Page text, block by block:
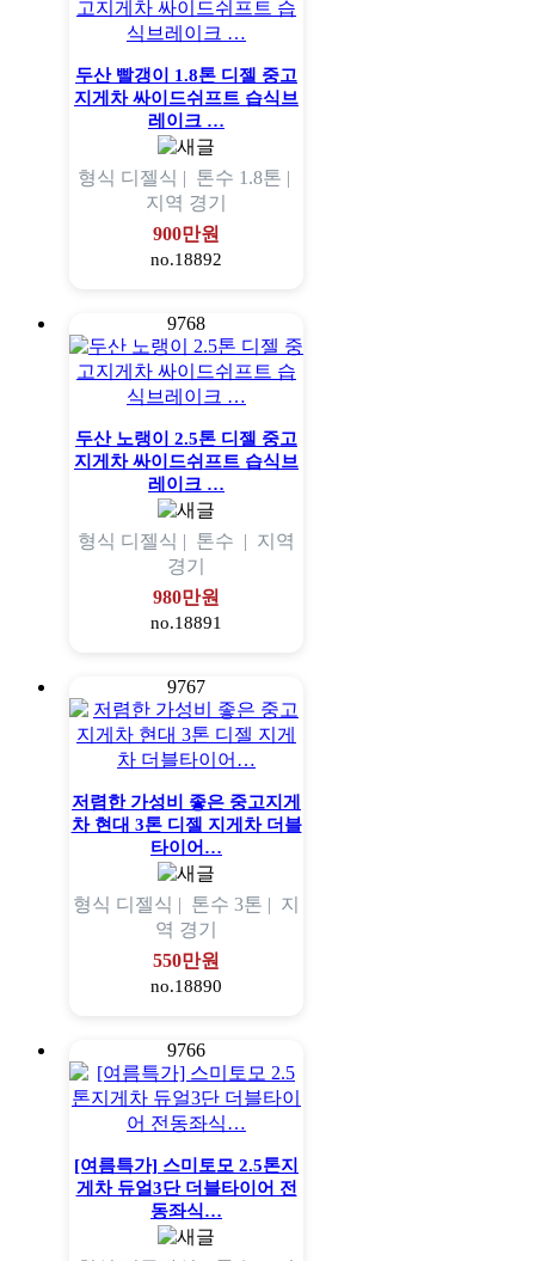
두산 빨갱이 1.8톤 디젤 중고
지게차 싸이드쉬프트 습식브
레이크 …
형식 디젤식 | 톤수 1.8톤 |
지역 경기
900만원
no.18892
9768
두산 노랭이 2.5톤 디젤 중고
지게차 싸이드쉬프트 습식브
레이크 …
형식 디젤식 | 톤수 | 지역
경기
980만원
no.18891
9767
저렴한 가성비 좋은 중고지게
차 현대 3톤 디젤 지게차 더블
타이어…
형식 디젤식 | 톤수 3톤 | 지
역 경기
550만원
no.18890
9766
[여름특가] 스미토모 2.5톤지
게차 듀얼3단 더블타이어 전
동좌식…